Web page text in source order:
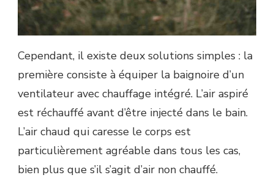
Cependant, il existe deux solutions simples : la
première consiste à équiper la baignoire d’un
ventilateur avec chauffage intégré. L’air aspiré
est réchauffé avant d’être injecté dans le bain.
L’air chaud qui caresse le corps est
particulièrement agréable dans tous les cas,
bien plus que s’il s’agit d’air non chauffé.